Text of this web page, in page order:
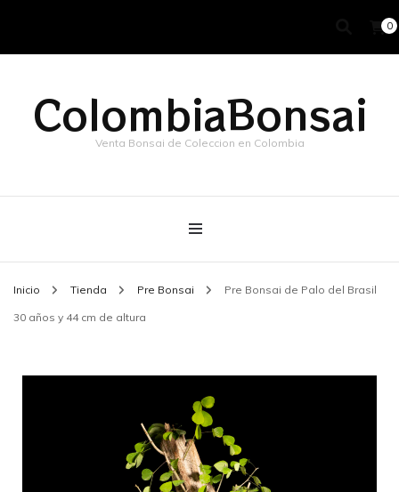
0
ColombiaBonsai
Venta Bonsai de Coleccion en Colombia
Inicio Tienda Pre Bonsai Pre Bonsai de Palo del Brasil
30 años y 44 cm de altura